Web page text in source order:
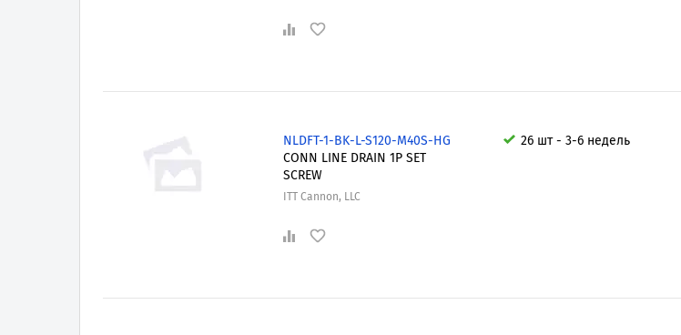
NLDFT-1-BK-L-S120-M40S-HG
CONN LINE DRAIN 1P SET
SCREW
ITT Cannon, LLC
26 шт - 3-6 недель